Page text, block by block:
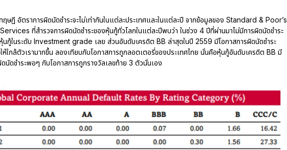
ฤษฎี อัตราการผิดนัดชำระจะไม่เท่ากันในแต่ละประเทศและในแต่ละปี จากข้อมูลของ Standard & Poor’s
ที่สำรวจการผิดนัดชำระของหุ้นกู้ทั่วโลกในแต่ละปีพบว่า ในช่วง 4 ปีที่ผ่านมาไม่มีการผิดนัดชำระ
นกู้ในระดับ Investment grade เลย ส่วนอันดับเครดิต BB ล่าสุดในปี 2559 มีโอกาสการผิดนัดชำระ
ห้ใกล้ตัวเรามากขึ้น ลองเทียบกับโอกาสการถูกลอตเตอรี่ของประเทศไทย นั่นคือหุ้นกู้อันดับเครดิต BB มี
ดนัดชำระพอๆ กับโอกาสการถูกรางวัลเลขท้าย 3 ตัวนั่นเอง